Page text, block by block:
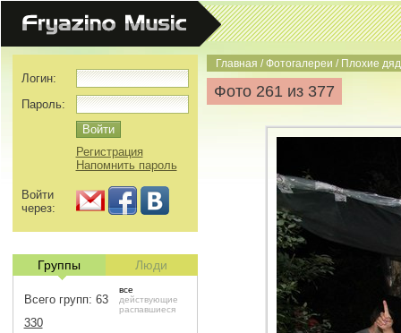
Главная /Фотогалереи / Плохие
Фото 261 из 377
Логин:
Пароль:
Регистрация
Напомнить пароль
Войти
через:
Группы Люди
Всего групп: 63
все
действующие
распавшиеся
330